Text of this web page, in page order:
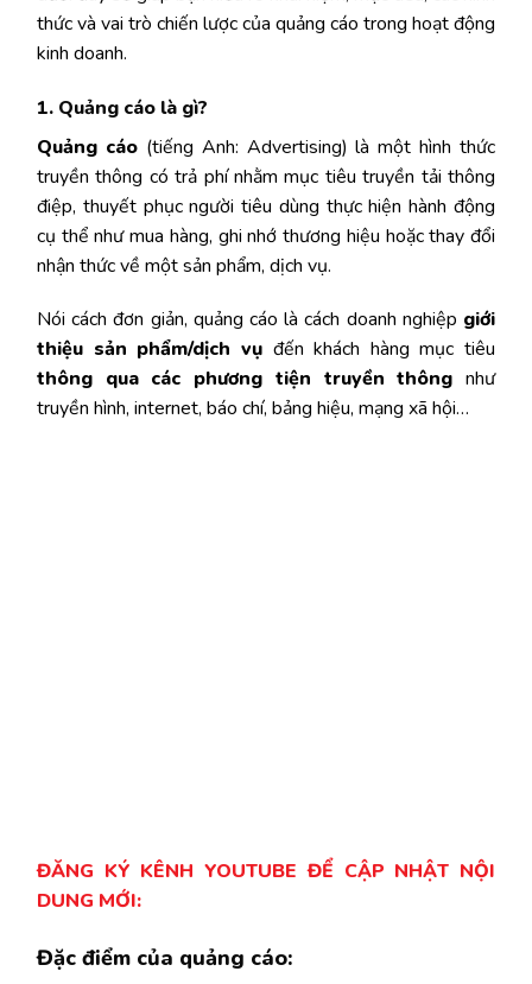
thức và vai trò chiến lược của quảng cáo trong hoạt động
kinh doanh.
1. Quảng cáo là gì?
Quảng cáo(tiếng Anh: Advertising) là một hình thức
truyền thông có trả phí nhằm mục tiêu truyền tải thông
điệp, thuyết phục người tiêu dùng thực hiện hành động
cụ thể như mua hàng, ghi nhớ thương hiệu hoặc thay đổi
nhận thức về một sản phẩm, dịch vụ.
Nói cách đơn giản, quảng cáo là cách doanh nghiệp giới
thiệu sản phẩm/dịch vụđến khách hàng mục tiêu
thông qua các phương tiện truyền thông như
truyền hình, internet, báo chí, bảng hiệu, mạng xã hội…
ĐĂNG KÝ KÊNH YOUTUBE ĐỂ CẬP NHẬT NỘI
DUNG MỚI:
Đặc điểm của quảng cáo: